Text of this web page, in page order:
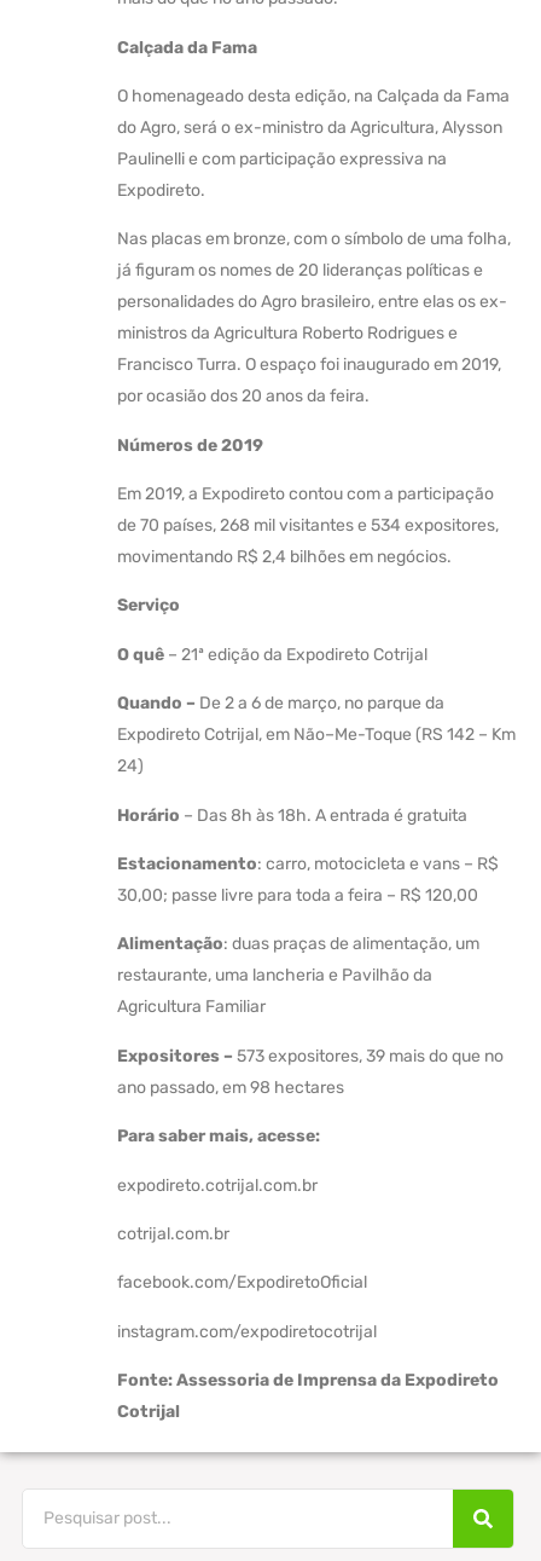
Calçada da Fama
O homenageado desta edição, na Calçada da Fama
do Agro, será o ex-ministro da Agricultura, Alysson
Paulinelli e com participação expressiva na
Expodireto.
Nas placas em bronze, com o símbolo de uma folha,
já figuram os nomes de 20 lideranças políticas e
personalidades do Agro brasileiro, entre elas os ex-
ministros da Agricultura Roberto Rodrigues e
Francisco Turra. O espaço foi inaugurado em 2019,
por ocasião dos 20 anos da feira.
Números de 2019
Em 2019, a Expodireto contou com a participação
de 70 países, 268 mil visitantes e 534 expositores,
movimentando R$ 2,4 bilhões em negócios.
Serviço
O quê – 21ª edição da Expodireto Cotrijal
Quando – De 2 a 6 de março, no parque da
Expodireto Cotrijal, em Não–Me-Toque (RS 142 – Km
24)
Horário – Das 8h às 18h. A entrada é gratuita
Estacionamento: carro, motocicleta e vans – R$
30,00; passe livre para toda a feira – R$ 120,00
Alimentação: duas praças de alimentação, um
restaurante, uma lancheria e Pavilhão da
Agricultura Familiar
Expositores –573 expositores, 39 mais do que no
ano passado, em 98 hectares
Para saber mais, acesse:
expodireto.cotrijal.com.br
cotrijal.com.br
facebook.com/ExpodiretoOficial
instagram.com/expodiretocotrijal
Fonte: Assessoria de Imprensa da Expodireto
Cotrijal